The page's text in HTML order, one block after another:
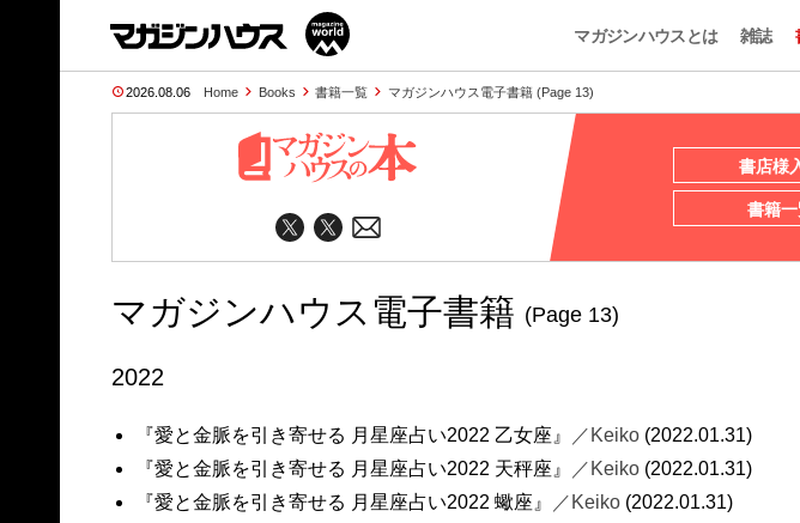
マガジンハウスとは 雑誌
2026.08.06 Home Books 書籍一覧 マガジンハウス電子書籍 (Page 13)
書店様
書籍
マガジンハウス電子書籍 (Page 13)
2022
『愛と金脈を引き寄せる 月星座占い2022 乙女座』 ／Keiko (2022.01.31)
『愛と金脈を引き寄せる 月星座占い2022 天秤座』
／Keiko (2022.01.31)
『愛と金脈を引き寄せる 月星座占い2022 蠍座』
／Keiko (2022.01.31)